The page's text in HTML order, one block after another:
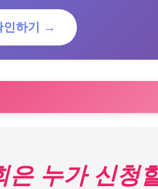
인하기 →
은 누가 신청